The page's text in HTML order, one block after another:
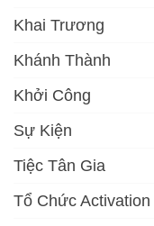
Khai Trương
Khánh Thành
Khởi Công
Sự Kiện
Tiệc Tân Gia
Tổ Chức Activation